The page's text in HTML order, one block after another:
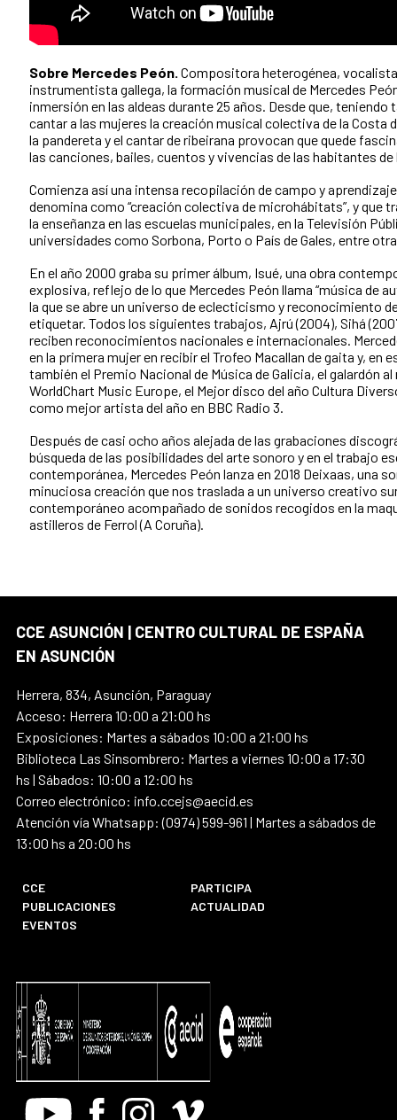
Sobre Mercedes Peón. Compositora heterogénea,
instrumentista gallega, la formación musical de Mercedes
inmersión en las aldeas durante 25 años. Desde que, teniendo
cantar a las mujeres la creación musical colectiva de la Costa
la pandereta y el cantar de ribeirana provocan que quede
las canciones, bailes, cuentos y vivencias de las habitantes de
Comienza así una intensa recopilación de campo y
denomina como “creación colectiva de microhábitats”, y que
la enseñanza en las escuelas municipales, en la Televisión
universidades como Sorbona, Porto o País de Gales, entre
En el año 2000 graba su primer álbum, Isué, una obra
explosiva, reflejo de lo que Mercedes Peón llama “música de
la que se abre un universo de eclecticismo y reconocimiento
etiquetar. Todos los siguientes trabajos, Ajrú (2004), Sihá
reciben reconocimientos nacionales e internacionales.
en la primera mujer en recibir el Trofeo Macallan de gaita y, en
también el Premio Nacional de Música de Galicia, el galardón
WorldChart Music Europe, el Mejor disco del año Cultura
como mejor artista del año en BBC Radio 3.
Después de casi ocho años alejada de las grabaciones
búsqueda de las posibilidades del arte sonoro y en el trabajo
contemporánea, Mercedes Peón lanza en 2018 Deixaas, una
minuciosa creación que nos traslada a un universo creativo
contemporáneo acompañado de sonidos recogidos en la
astilleros de Ferrol (A Coruña).
CCE ASUNCIÓN | CENTRO CULTURAL DE ESPAÑA
EN ASUNCIÓN
Herrera, 834, Asunción, Paraguay
Acceso: Herrera 10:00 a 21:00 hs
Exposiciones: Martes a sábados 10:00 a 21:00 hs
Biblioteca Las Sinsombrero: Martes a viernes 10:00 a 17:30
hs | Sábados: 10:00 a 12:00 hs
Correo electrónico: info.ccejs@aecid.es
Atención vía Whatsapp: (0974) 599-961 | Martes a sábados de
13:00 hs a 20:00 hs
CCE
PARTICIPA
PUBLICACIONES
ACTUALIDAD
EVENTOS
Youtube FacebookInstagram
Vimeo